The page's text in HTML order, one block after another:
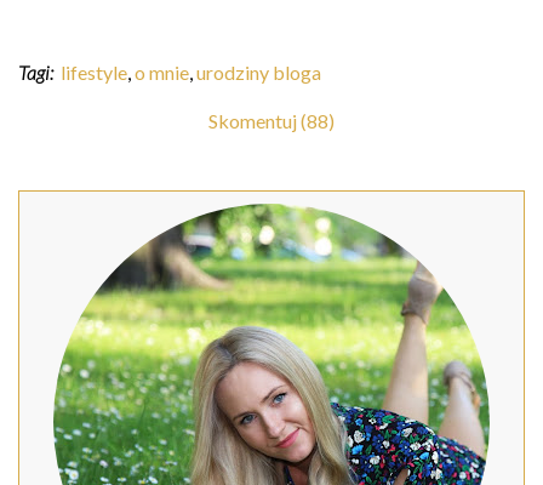
Tagi: lifestyle,o mnie,urodziny bloga
Skomentuj (88)